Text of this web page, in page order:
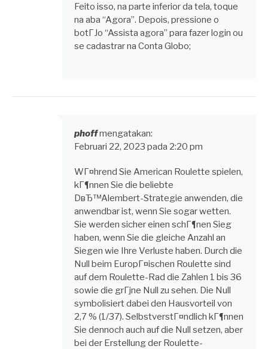
Feito isso, na parte inferior da tela, toque
na aba “Agora”. Depois, pressione o
botГЈo “Assista agora” para fazer login ou
se cadastrar na Conta Globo;
phoffmengatakan:
Februari 22, 2023 pada 2:20 pm
WГ¤hrend Sie American Roulette spielen,
kГ¶nnen Sie die beliebte
DвЂ™Alembert-Strategie anwenden, die
anwendbar ist, wenn Sie sogar wetten.
Sie werden sicher einen schГ¶nen Sieg
haben, wenn Sie die gleiche Anzahl an
Siegen wie Ihre Verluste haben. Durch die
Null beim EuropГ¤ischen Roulette sind
auf dem Roulette-Rad die Zahlen 1 bis 36
sowie die grГјne Null zu sehen. Die Null
symbolisiert dabei den Hausvorteil von
2,7 % (1/37). SelbstverstГ¤ndlich kГ¶nnen
Sie dennoch auch auf die Null setzen, aber
bei der Erstellung der Roulette-